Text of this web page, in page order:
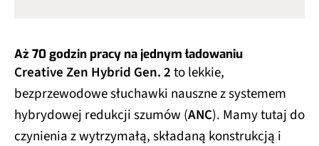
Aż 70 godzin pracy na jednym ładowaniu
Creative Zen Hybrid Gen. 2to lekkie,
bezprzewodowe słuchawki nauszne z systemem
hybrydowej redukcji szumów (ANC). Mamy tutaj do
czynienia z wytrzymałą, składaną konstrukcją i